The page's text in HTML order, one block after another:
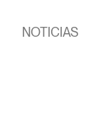
NOTICIAS